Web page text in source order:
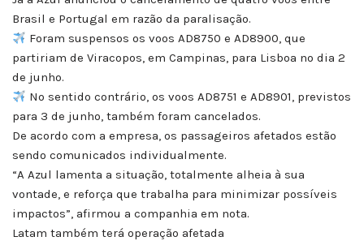
Brasil e Portugal em razão da paralisação.
Foram suspensos os voos AD8750 e AD8900, que
partiriam de Viracopos, em Campinas, para Lisboa no dia 2
de junho.
No sentido contrário, os voos AD8751 e AD8901, previstos
para 3 de junho, também foram cancelados.
De acordo com a empresa, os passageiros afetados estão
sendo comunicados individualmente.
“A Azul lamenta a situação, totalmente alheia à sua
vontade, e reforça que trabalha para minimizar possíveis
impactos”, afirmou a companhia em nota.
Latam também terá operação afetada